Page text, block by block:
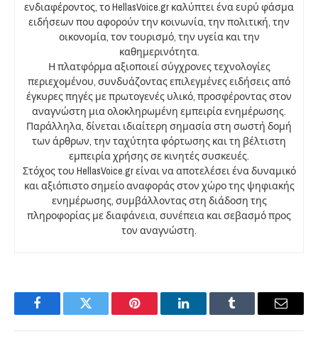
ενδιαφέροντος, το HellasVoice.gr καλύπτει ένα ευρύ φάσμα
ειδήσεων που αφορούν την κοινωνία, την πολιτική, την
οικονομία, τον τουρισμό, την υγεία και την
καθημερινότητα.
Η πλατφόρμα αξιοποιεί σύγχρονες τεχνολογίες
περιεχομένου, συνδυάζοντας επιλεγμένες ειδήσεις από
έγκυρες πηγές με πρωτογενές υλικό, προσφέροντας στον
αναγνώστη μια ολοκληρωμένη εμπειρία ενημέρωσης.
Παράλληλα, δίνεται ιδιαίτερη σημασία στη σωστή δομή
των άρθρων, την ταχύτητα φόρτωσης και τη βέλτιστη
εμπειρία χρήσης σε κινητές συσκευές.
Στόχος του HellasVoice.gr είναι να αποτελέσει ένα δυναμικό
και αξιόπιστο σημείο αναφοράς στον χώρο της ψηφιακής
ενημέρωσης, συμβάλλοντας στη διάδοση της
πληροφορίας με διαφάνεια, συνέπεια και σεβασμό προς
τον αναγνώστη.
FacebookTwitter Pinterest LinkedInTumblr Email